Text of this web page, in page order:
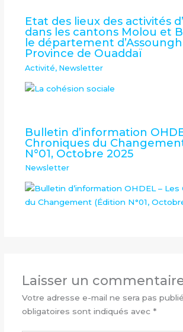
Etat des lieux des activités
dans les cantons Molou et
le département
Province de Ouaddaï
Activité, Newsletter
Bulletin d’information
Chroniques du
N°01, Octobre 2025
Newsletter
Laisser un
Votre adresse e-mail ne sera pas
obligatoires sont indiqués avec *